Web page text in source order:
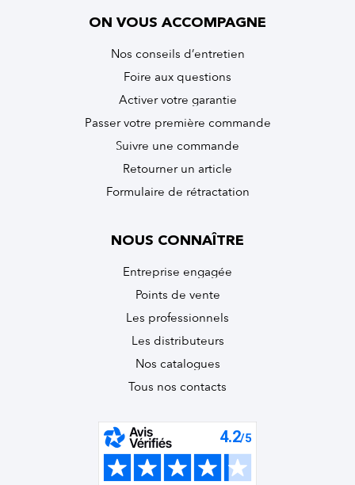
ON VOUS ACCOMPAGNE
Nos conseils d’entretien
Foire aux questions
Activer votre garantie
Passer votre première commande
Suivre une commande
Retourner un article
Formulaire de rétractation
NOUS CONNAÎTRE
Entreprise engagée
Points de vente
Les professionnels
Les distributeurs
Nos catalogues
Tous nos contacts